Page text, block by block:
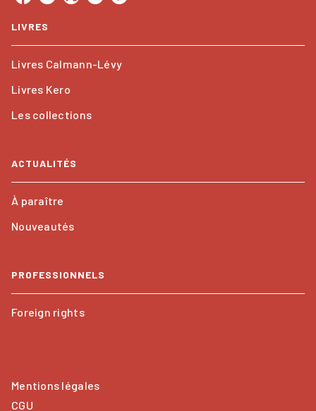
LIVRES
Livres Calmann-Lévy
Livres Kero
Les collections
ACTUALITÉS
À paraître
Nouveautés
PROFESSIONNELS
Foreign rights
Mentions légales
CGU